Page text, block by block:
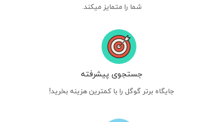
شما را متمایز میکند.
جستجوی پیشرفته
جایگاه برتر گوگل را با کمترین هزینه بخرید!